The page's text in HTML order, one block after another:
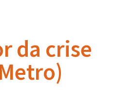
da crise